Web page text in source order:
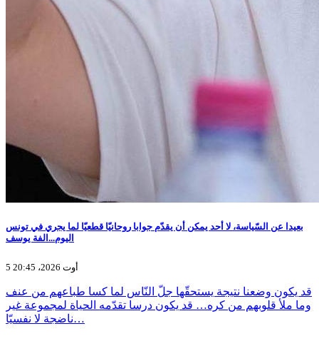
بعيدا عن السّياسة، لا أحد يمكن أن يقدّم جوابا روحانيّا قطعيّا لما يجري في تونس
اليوم...الفة يوسف
5 أوت 2026، 20:45
قد يكون وضعنا نتيجة يستحقّها جلّ النّاس لما كسا طباعهم من عنف
وما ملأ قلوبهم من كره… قد يكون درسا تقدّمه الحياة لمجموعة غير
ناضجة لا نفسيّا…